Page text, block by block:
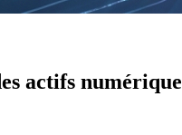
actifs